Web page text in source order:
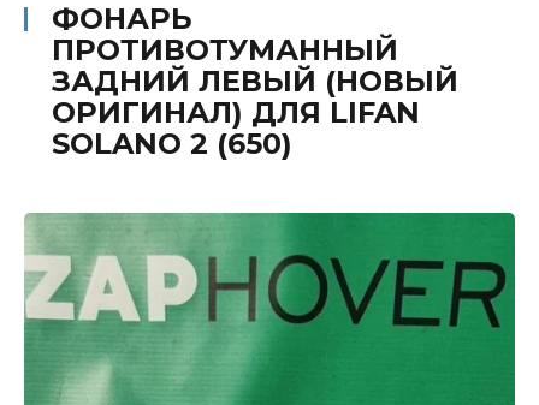
ФОНАРЬ
ПРОТИВОТУМАННЫЙ
ЗАДНИЙ ЛЕВЫЙ (НОВЫЙ
ОРИГИНАЛ) ДЛЯ LIFAN
SOLANO 2 (650)